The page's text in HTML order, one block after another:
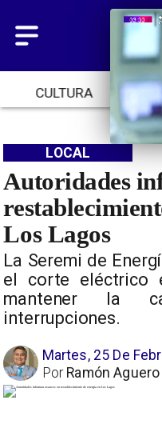
CULTURA
Autoridades
Los Lagos
La Seremi de
el corte eléctrico
mantener la
interrupciones.
LOCAL
Martes, 25 De
Ramón Aguero
Por